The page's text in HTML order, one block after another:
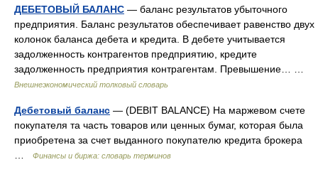
ДЕБЕТОВЫЙ БАЛАНС — баланс результатов убыточного
предприятия. Баланс результатов обеспечивает равенство двух
колонок баланса дебета и кредита. В дебете учитывается
задолженность контрагентов предприятию, кредите
задолженность предприятия контрагентам. Превышение… …
Внешнеэкономический толковый словарь
Дебетовый баланс — (DEBIT BALANCE) На маржевом счете
покупателя та часть товаров или ценных бумаг, которая была
приобретена за счет выданного покупателю кредита брокера
Финансы и биржа: словарь терминов